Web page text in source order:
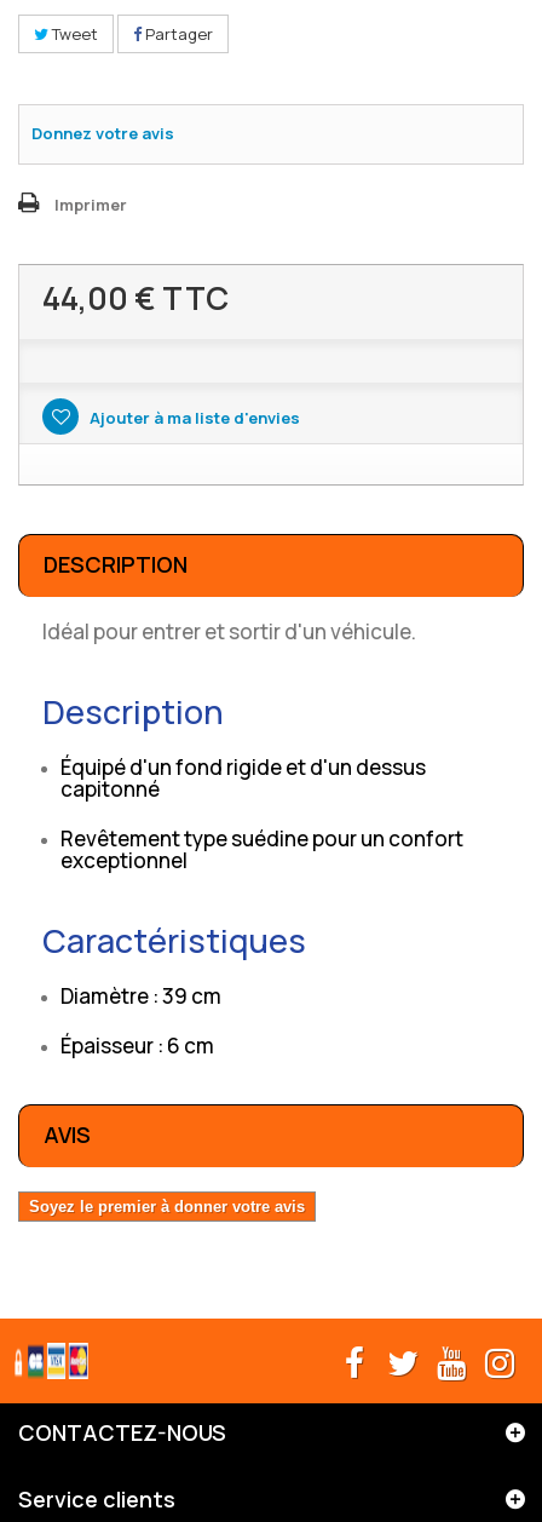
Tweet Partager
Donnez votre avis
Imprimer
44,00 €TTC
Ajouter à ma liste d'envies
DESCRIPTION
Idéal pour entrer et sortir d'un véhicule.
Description
Équipé d'un fond rigide et d'un dessus
capitonné
Revêtement type suédine pour un confort
exceptionnel
Caractéristiques
Diamètre : 39 cm
Épaisseur : 6 cm
AVIS
Soyez le premier à donner votre avis
CONTACTEZ-NOUS
Service clients